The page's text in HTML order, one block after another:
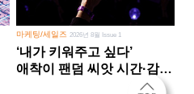
마케팅/세일즈 2026년 8월 Issue 1
‘내가 키워주고 싶다’
애착이 팬덤 씨앗 시간·감정